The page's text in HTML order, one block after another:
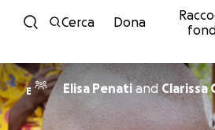
Vai al
Cerca Dona
E Elisa Penati andClarissa